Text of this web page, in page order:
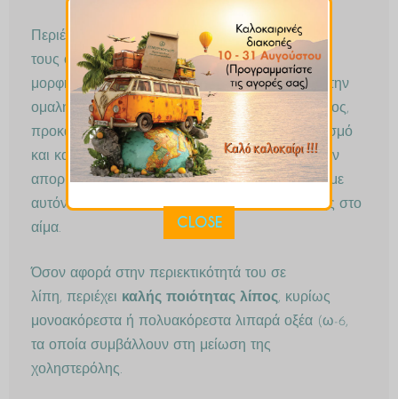
Περιέχει μικρή αναλογία υδατανθράκων, από
τους οποίους το μεγαλύτερο μέρος είναι με την
μορφή των φυτικών ινών, οι οποίες βοηθούν στην
ομαλή λειτουργία του γαστρεντερικού συστήματος,
προκαλούν μεγαλύτερο και παρατεταμένο κορεσμό
και καθυστερούν μετά το γεύμα την πέψη και την
απορρόφηση των υδατανθράκων, ρυθμίζοντας με
αυτόν τον τρόπο καλύτερα τα επίπεδα γλυκόζης στο
αίμα.
Όσον αφορά στην περιεκτικότητά του σε
λίπη, περιέχει καλής ποιότητας λίπος, κυρίως
μονοακόρεστα ή πολυακόρεστα λιπαρά οξέα (ω-6,
τα οποία συμβάλλουν στη μείωση της
χοληστερόλης.
CLOSE